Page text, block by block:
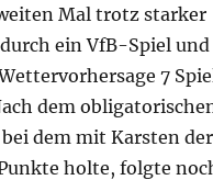
Mal trotz starker
ein VfB-Spiel
7
dem
dem mit Karsten
holte, folgte